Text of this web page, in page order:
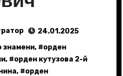
24.01.2025
знамени, #орден
, #орден кутузова 2-й
, #орден